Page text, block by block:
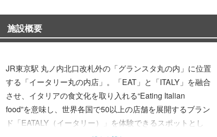
施設概要
JR東京駅 丸ノ内北口改札外の「グランスタ丸の内」に位置
する「イータリー丸の内店」。「EAT」と「ITALY」を融合
させ、イタリアの食文化を取り入れる“Eating Italian
food”を意味し、世界各国で50以上の店舗を展開するブラン
ド「EATALY（イータリー）」を体験できるスポットとし